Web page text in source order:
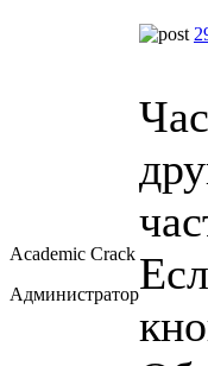
Academic Crack
Администратор